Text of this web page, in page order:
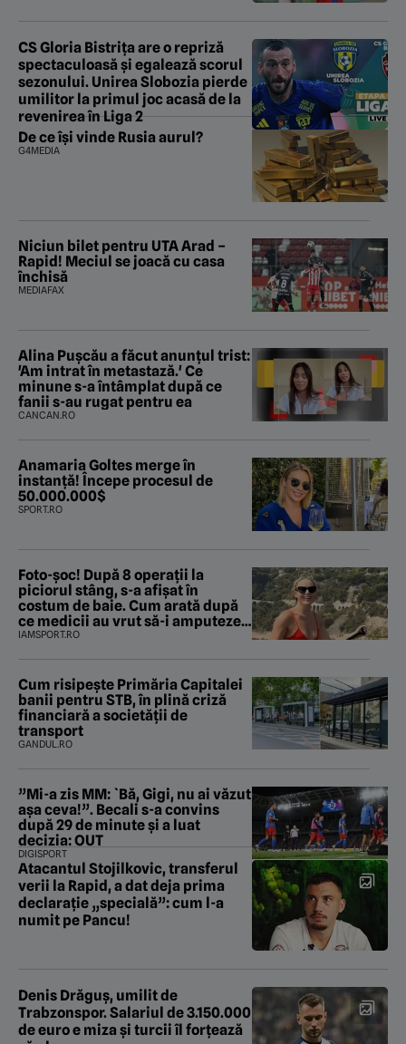
CS Gloria Bistrița are o repriză
spectaculoasă și egalează scorul
sezonului. Unirea Slobozia pierde
umilitor la primul joc acasă de la
revenirea în Liga 2
De ce își vinde Rusia aurul?
G4MEDIA
Niciun bilet pentru UTA Arad –
Rapid! Meciul se joacă cu casa
închisă
MEDIAFAX
Alina Pușcău a făcut anunțul trist:
'Am intrat în metastază.' Ce
minune s-a întâmplat după ce
fanii s-au rugat pentru ea
CANCAN.RO
Anamaria Goltes merge în
instanță! Începe procesul de
50.000.000$
SPORT.RO
Foto-șoc! După 8 operații la
piciorul stâng, s-a afișat în
costum de baie. Cum arată după
ce medicii au vrut să-i amputeze
piciorul
IAMSPORT.RO
Cum risipește Primăria Capitalei
banii pentru STB, în plină criză
financiară a societății de
transport
GANDUL.RO
”Mi-a zis MM: `Bă, Gigi, nu ai văzut
așa ceva!”. Becali s-a convins
după 29 de minute și a luat
decizia: OUT
DIGISPORT
Atacantul Stojilkovic, transferul
verii la Rapid, a dat deja prima
declarație „specială”: cum l-a
numit pe Pancu!
Denis Drăguș, umilit de
Trabzonspor. Salariul de 3.150.000
de euro e miza și turcii îl forțează